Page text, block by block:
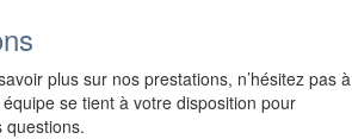
plus sur nos prestations, n’hésitez pas à
se tient à votre disposition pour
questions.